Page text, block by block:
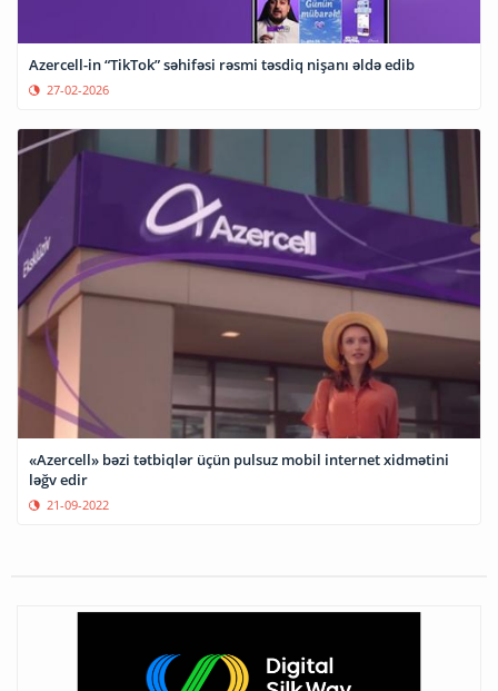
Azercell-in “TikTok” səhifəsi rəsmi təsdiq nişanı əldə edib
27-02-2026
«Azercell» bəzi tətbiqlər üçün pulsuz mobil internet xidmətini
ləğv edir
21-09-2022